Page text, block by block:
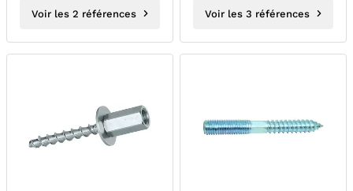
Voir les 2 références Voir les 3 références